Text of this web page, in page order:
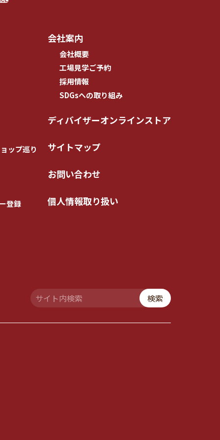
ップ巡り
登録
会社案内
会社概要
工場見学ご予約
採用情報
SDGsへの取り組み
ディバイザーオンラインストア
サイトマップ
お問い合わせ
個人情報取り扱い